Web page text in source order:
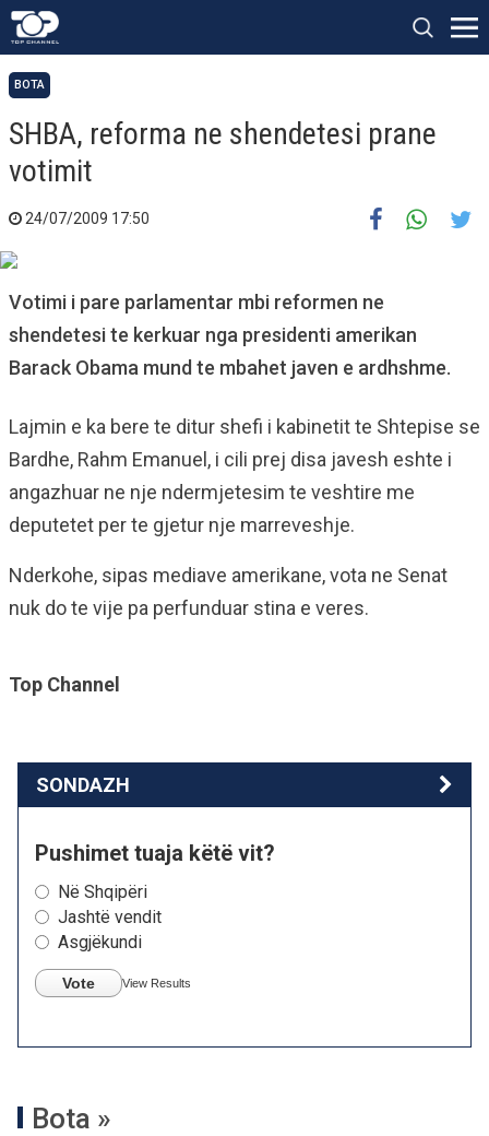
BOTA
SHBA, reforma ne shendetesi prane
votimit
24/07/2009 17:50
Votimi i pare parlamentar mbi reformen ne
shendetesi te kerkuar nga presidenti amerikan
Barack Obama mund te mbahet javen e ardhshme.
Lajmin e ka bere te ditur shefi i kabinetit te Shtepise se
Bardhe, Rahm Emanuel, i cili prej disa javesh eshte i
angazhuar ne nje ndermjetesim te veshtire me
deputetet per te gjetur nje marreveshje.
Nderkohe, sipas mediave amerikane, vota ne Senat
nuk do te vije pa perfunduar stina e veres.
Top Channel
SONDAZH
Pushimet tuaja këtë vit?
Në Shqipëri
Jashtë vendit
Asgjëkundi
Vote View Results
Bota »